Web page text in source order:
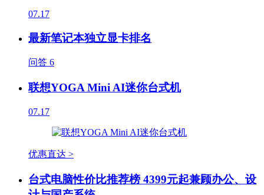
07.17
最新笔记本独立显卡排名
问答 6
联想YOGA Mini AI迷你台式机
07.17
优惠直达 >
台式电脑性价比推荐榜 4399元起兼顾办公、设